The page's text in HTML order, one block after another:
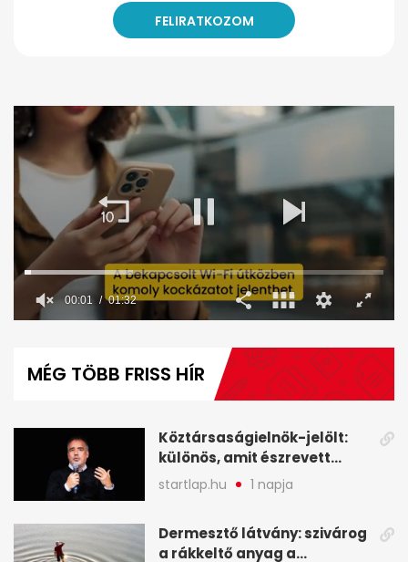
minute,
00:02 01:32
MÉG TÖBB FRISS HÍR
Köztársaságielnök-jelölt:
különös, amit észrevett
Török Gábor - A hét
legfontosabb hírei
startlap.hu 1 napja
Dermesztő látvány: szivárog
a rákkeltő anyag a